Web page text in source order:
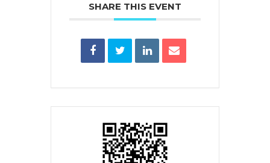
SHARE THIS EVENT